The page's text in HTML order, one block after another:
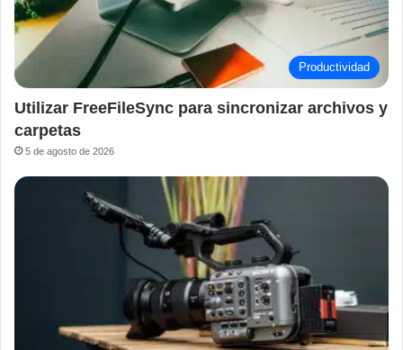
Productividad
Utilizar FreeFileSync para sincronizar archivos y
carpetas
5 de agosto de 2026